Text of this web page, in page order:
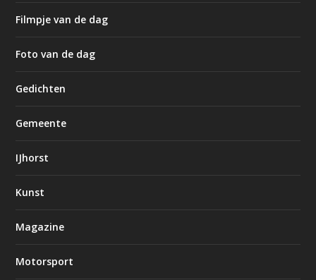
Filmpje van de dag
Foto van de dag
Gedichten
Gemeente
IJhorst
Kunst
Magazine
Motorsport